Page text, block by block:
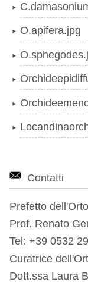
O.apifera.jpg
Contatti
Prefetto
Prof. Renato
Tel: +39 0532
Curatrice
Dott.ssa Laura